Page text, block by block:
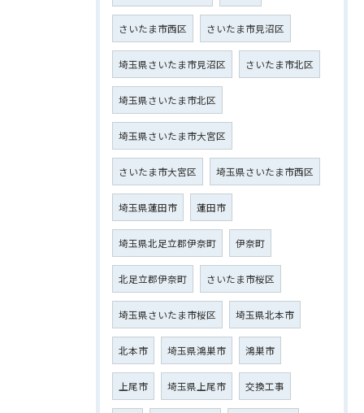
さいたま市西区 さいたま市見沼区
埼玉県さいたま市見沼区 さいたま市北区
埼玉県さいたま市北区
埼玉県さいたま市大宮区
さいたま市大宮区 埼玉県さいたま市西区
埼玉県蓮田市 蓮田市
埼玉県北足立郡伊奈町 伊奈町
北足立郡伊奈町 さいたま市桜区
埼玉県さいたま市桜区 埼玉県北本市
北本市 埼玉県鴻巣市 鴻巣市
上尾市 埼玉県上尾市 交換工事